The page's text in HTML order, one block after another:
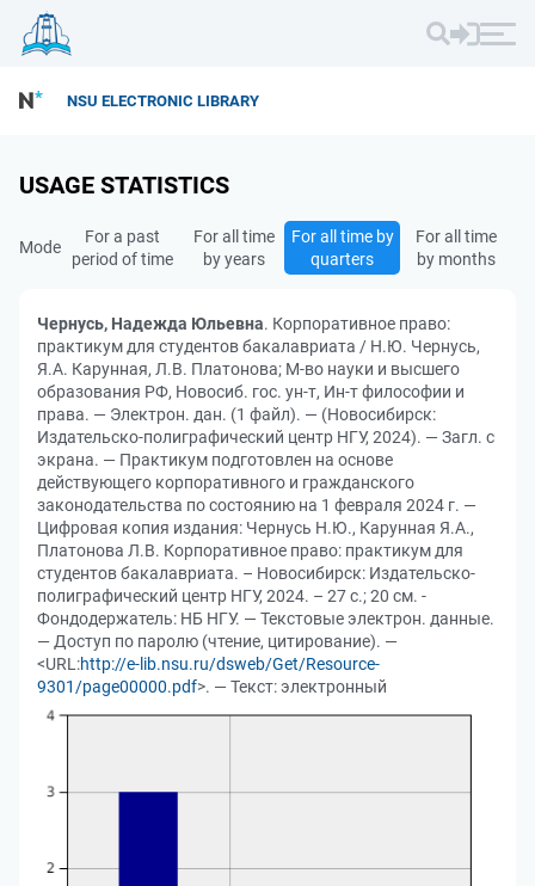
NSU ELECTRONIC LIBRARY
USAGE STATISTICS
Mode
For a past
period of time
For all time
by years
For all time by
quarters
For all time
by months
Чернусь, Надежда Юльевна. Корпоративное право:
практикум для студентов бакалавриата / Н.Ю. Чернусь,
Я.А. Карунная, Л.В. Платонова; М-во науки и высшего
образования РФ, Новосиб. гос. ун-т, Ин-т философии и
права. — Электрон. дан. (1 файл). — (Новосибирск:
Издательско-полиграфический центр НГУ, 2024). — Загл. с
экрана. — Практикум подготовлен на основе
действующего корпоративного и гражданского
законодательства по состоянию на 1 февраля 2024 г. —
Цифровая копия издания: Чернусь Н.Ю., Карунная Я.А.,
Платонова Л.В. Корпоративное право: практикум для
студентов бакалавриата. – Новосибирск: Издательско-
полиграфический центр НГУ, 2024. – 27 с.; 20 см. -
Фондодержатель: НБ НГУ. — Текстовые электрон. данные.
— Доступ по паролю (чтение, цитирование). —
<URL:http://e-lib.nsu.ru/dsweb/Get/Resource-
9301/page00000.pdf>. — Текст: электронный